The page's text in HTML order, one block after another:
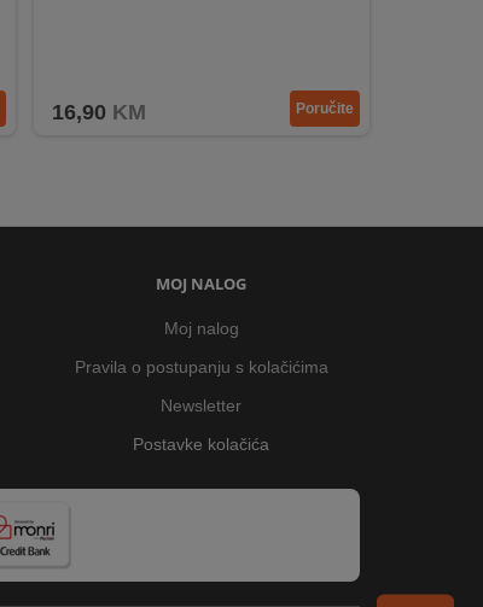
16,90 KM Poručite
MOJ NALOG
Moj nalog
Pravila o postupanju s kolačićima
Newsletter
Postavke kolačića